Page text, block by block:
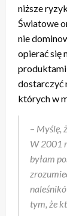
niższe
Światowe
nie
opierać się
produktami
dostarczyć
których w
– Myślę,
W 2001
byłam
tym, że